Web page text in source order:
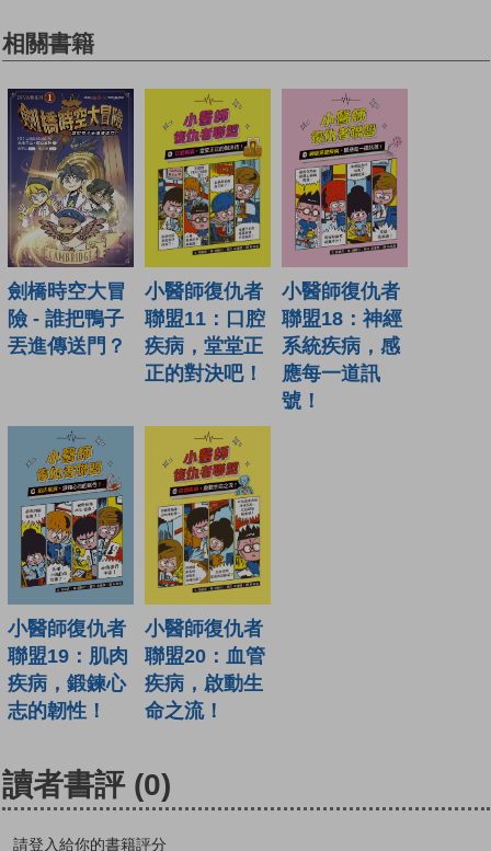
相關書籍
劍橋時空大冒
險 - 誰把鴨子
丟進傳送門？
小醫師復仇者
聯盟11：口腔
疾病，堂堂正
正的對決吧！
小醫師復仇者
聯盟18：神經
系統疾病，感
應每一道訊
號！
小醫師復仇者
聯盟19：肌肉
疾病，鍛鍊心
志的韌性！
小醫師復仇者
聯盟20：血管
疾病，啟動生
命之流！
讀者書評 (0)
請登入給你的書籍評分